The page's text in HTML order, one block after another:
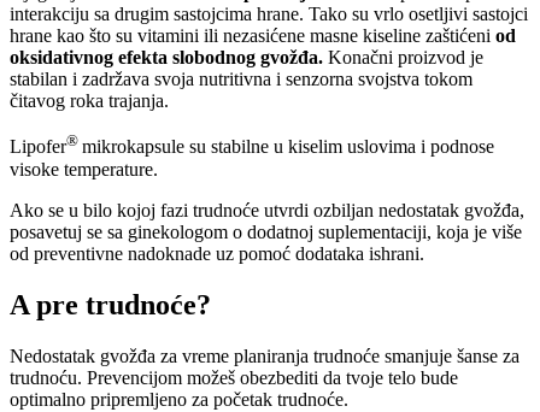
interakciju sa drugim sastojcima hrane. Tako su vrlo osetljivi sastojci
hrane kao što su vitamini ili nezasićene masne kiseline zaštićeni od
oksidativnog efekta slobodnog gvožđa. Konačni proizvod je
stabilan i zadržava svoja nutritivna i senzorna svojstva tokom
čitavog roka trajanja.
Lipofer® mikrokapsule su stabilne u kiselim uslovima i podnose
visoke temperature.
Ako se u bilo kojoj fazi trudnoće utvrdi ozbiljan nedostatak gvožđa,
posavetuj se sa ginekologom o dodatnoj suplementaciji, koja je više
od preventivne nadoknade uz pomoć dodataka ishrani.
A pre trudnoće?
Nedostatak gvožđa za vreme planiranja trudnoće smanjuje šanse za
trudnoću. Prevencijom možeš obezbediti da tvoje telo bude
optimalno pripremljeno za početak trudnoće.